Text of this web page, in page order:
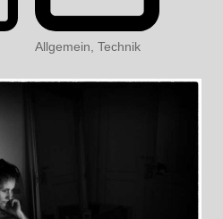
Allgemein Technik